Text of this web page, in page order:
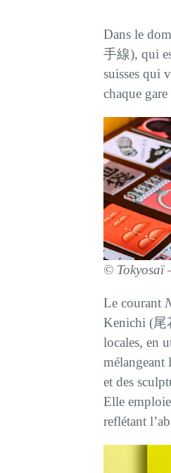
Dans le
手線), qui
suisses qui
chaque
© Tokyosaï
Le courant
Kenichi (尾
locales, en
mélangeant
et des
Elle
reflétant